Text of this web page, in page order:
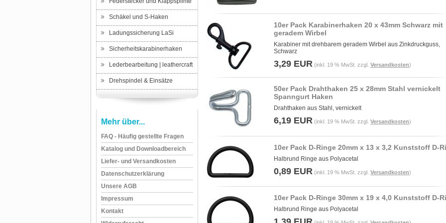
Schäkel und S-Haken
Ladungssicherung LaSi
Sicherheitskarabinerhaken
Lederbearbeitung | leathercraft
Drehspindel & Einsätze
Mehr über...
FAQ - Häufig gestellte Fragen
Katalog und Downloadbereich
Liefer- und Versandkosten
Datenschutzerklärung
Unsere AGB
Impressum
Kontakt
10er Pack Karabinerhaken 20 x 43mm Schwarz mit
geradem Wirbel
Karabiner mit drehbarem geradem Wirbel aus Zinkdruckguss,
Schwarz
3,29 EUR (inkl. 19 % MwSt. zzgl. Versandkosten)
50er Pack Drahthaken 25 x 28mm Stahl vernickelt
Spanngurt Haken
Drahthaken aus Stahl, vernickelt
6,19 EUR (inkl. 19 % MwSt. zzgl. Versandkosten)
10er Pack D-Ringe 20mm x 13 x 3,2 Kunststoff D-
Halbrund Ringe aus Polyacetal
0,89 EUR (inkl. 19 % MwSt. zzgl. Versandkosten)
10er Pack D-Ringe 30mm x 19 x 4,0 Kunststoff D-
Halbrund Ringe aus Polyacetal